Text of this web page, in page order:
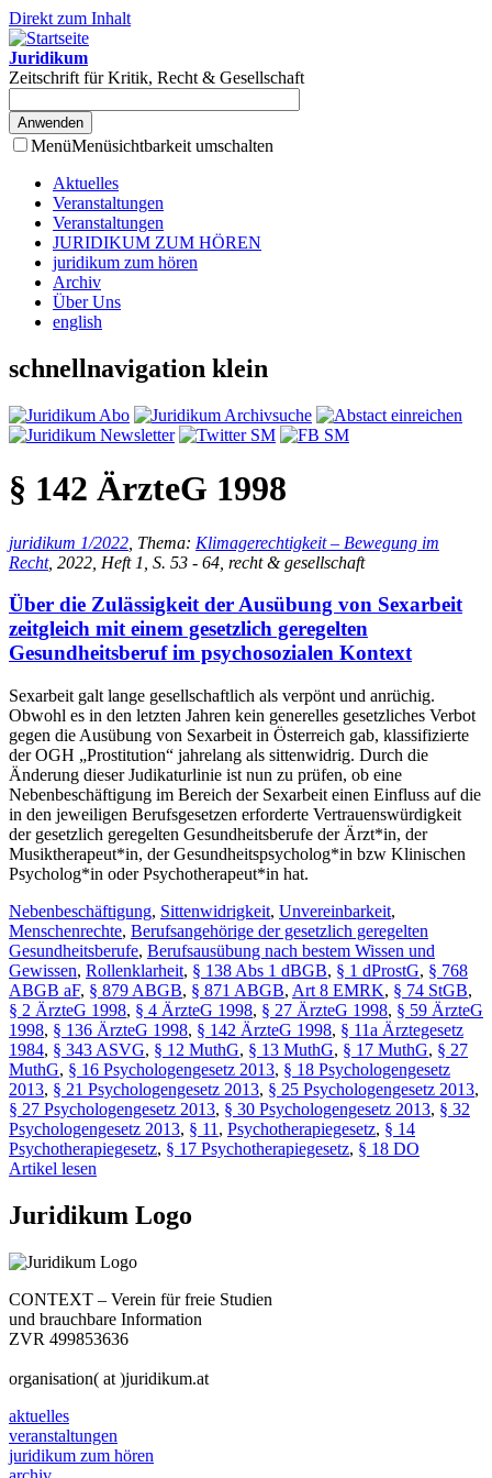
Direkt zum Inhalt
Juridikum
Zeitschrift für Kritik, Recht & Gesellschaft
MenüMenüsichtbarkeit umschalten
Aktuelles
Veranstaltungen
Veranstaltungen
JURIDIKUM ZUM HÖREN
juridikum zum hören
Archiv
Über Uns
english
schnellnavigation klein
§ 142 ÄrzteG 1998
juridikum 1/2022 , Thema: Klimagerechtigkeit – Bewegung im
Recht, 2022, Heft 1, S. 53 - 64, recht & gesellschaft
Über die Zulässigkeit der Ausübung von Sexarbeit
zeitgleich mit einem gesetzlich geregelten
Gesundheitsberuf im psychosozialen Kontext
Sexarbeit galt lange gesellschaftlich als verpönt und anrüchig.
Obwohl es in den letzten Jahren kein generelles gesetzliches Verbot
gegen die Ausübung von Sexarbeit in Österreich gab, klassifizierte
der OGH „Prostitution“ jahrelang als sittenwidrig. Durch die
Änderung dieser Judikaturlinie ist nun zu prüfen, ob eine
Nebenbeschäftigung im Bereich der Sexarbeit einen Einfluss auf die
in den jeweiligen Berufsgesetzen erforderte Vertrauenswürdigkeit
der gesetzlich geregelten Gesundheitsberufe der Ärzt*in, der
Musiktherapeut*in, der Gesundheitspsycholog*in bzw Klinischen
Psycholog*in oder Psychotherapeut*in hat.
Nebenbeschäftigung, Sittenwidrigkeit, Unvereinbarkeit,
Menschenrechte, Berufsangehörige der gesetzlich geregelten
Gesundheitsberufe, Berufsausübung nach bestem Wissen und
Gewissen, Rollenklarheit, § 138 Abs 1 dBGB, § 1 dProstG, § 768
ABGB aF, § 879 ABGB, § 871 ABGB, Art 8 EMRK, § 74 StGB,
§ 2 ÄrzteG 1998, § 4 ÄrzteG 1998, § 27 ÄrzteG 1998, § 59 ÄrzteG
1998, § 136 ÄrzteG 1998, § 142 ÄrzteG 1998, § 11a Ärztegesetz
1984, § 343 ASVG, § 12 MuthG, § 13 MuthG, § 17 MuthG, § 27
MuthG, § 16 Psychologengesetz 2013, § 18 Psychologengesetz
2013, § 21 Psychologengesetz 2013, § 25 Psychologengesetz 2013,
§ 27 Psychologengesetz 2013, § 30 Psychologengesetz 2013, § 32
Psychologengesetz 2013, § 11 , Psychotherapiegesetz, § 14
Psychotherapiegesetz, § 17 Psychotherapiegesetz, § 18 DO
Artikel lesen
Juridikum Logo
CONTEXT – Verein für freie Studien
und brauchbare Information
ZVR 499853636
organisation( at )juridikum.at
aktuelles
veranstaltungen
juridikum zum hören